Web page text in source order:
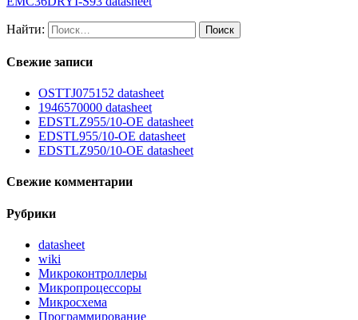
Найти:
Свежие записи
OSTTJ075152 datasheet
1946570000 datasheet
EDSTLZ955/10-OE datasheet
EDSTL955/10-OE datasheet
EDSTLZ950/10-OE datasheet
Свежие комментарии
Рубрики
datasheet
wiki
Микроконтроллеры
Микропроцессоры
Микросхема
Программирование